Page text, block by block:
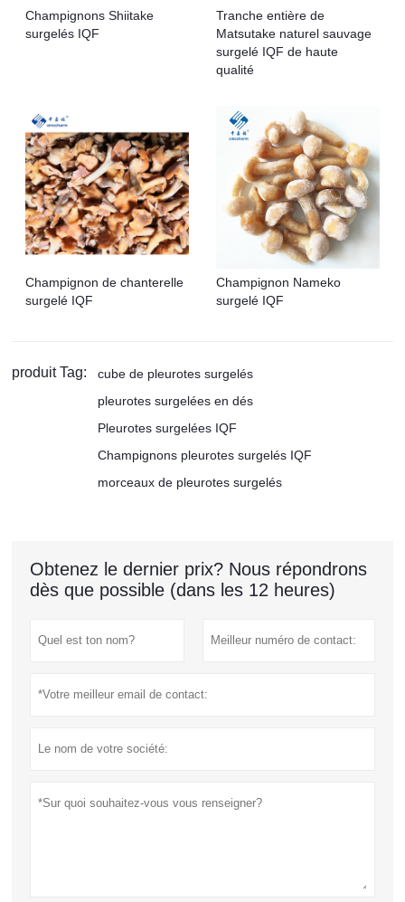
Champignons Shiitake
surgelés IQF
Tranche entière de
Matsutake naturel sauvage
surgelé IQF de haute
qualité
Champignon de chanterelle
surgelé IQF
Champignon Nameko
surgelé IQF
produit Tag:
cube de pleurotes surgelés
pleurotes surgelées en dés
Pleurotes surgelées IQF
Champignons pleurotes surgelés IQF
morceaux de pleurotes surgelés
Obtenez le dernier prix? Nous répondrons
dès que possible (dans les 12 heures)